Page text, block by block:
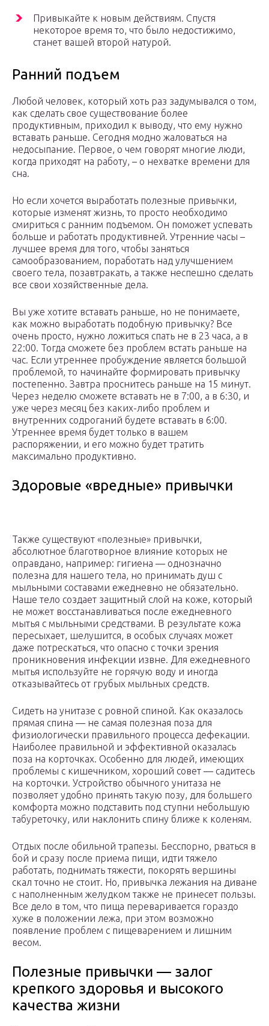
Привыкайте к новым действиям. Спустя
некоторое время то, что было недостижимо,
станет вашей второй натурой.
Ранний подъем
Любой человек, который хоть раз задумывался о том,
как сделать свое существование более
продуктивным, приходил к выводу, что ему нужно
вставать раньше. Сегодня модно жаловаться на
недосыпание. Первое, о чем говорят многие люди,
когда приходят на работу, – о нехватке времени для
сна.
Но если хочется выработать полезные привычки,
которые изменят жизнь, то просто необходимо
смириться с ранним подъемом. Он поможет успевать
больше и работать продуктивней. Утренние часы –
лучшее время для того, чтобы заняться
самообразованием, поработать над улучшением
своего тела, позавтракать, а также неспешно сделать
все свои хозяйственные дела.
Вы уже хотите вставать раньше, но не понимаете,
как можно выработать подобную привычку? Все
очень просто, нужно ложиться спать не в 23 часа, а в
22:00. Тогда сможете без проблем встать раньше на
час. Если утреннее пробуждение является большой
проблемой, то начинайте формировать привычку
постепенно. Завтра проснитесь раньше на 15 минут.
Через неделю сможете вставать не в 7:00, а в 6:30, и
уже через месяц без каких-либо проблем и
внутренних содроганий будете вставать в 6:00.
Утреннее время будет только в вашем
распоряжении, и его можно будет тратить
максимально продуктивно.
Здоровые «вредные» привычки
Также существуют «полезные» привычки,
абсолютное благотворное влияние которых не
оправдано, например: гигиена — однозначно
полезна для нашего тела, но принимать душ с
мыльными составами ежедневно не обязательно.
Наше тело создает защитный слой на коже, который
не может восстанавливаться после ежедневного
мытья с мыльными средствами. В результате кожа
пересыхает, шелушится, в особых случаях может
даже потрескаться, что опасно с точки зрения
проникновения инфекции извне. Для ежедневного
мытья используйте не горячую воду и иногда
отказывайтесь от грубых мыльных средств.
Сидеть на унитазе с ровной спиной. Как оказалось
прямая спина — не самая полезная поза для
физиологически правильного процесса дефекации.
Наиболее правильной и эффективной оказалась
поза на корточках. Особенно для людей, имеющих
проблемы с кишечником, хороший совет — садитесь
на корточки. Устройство обычного унитаза не
позволяет удобно принять такую позу, для большего
комфорта можно подставить под ступни небольшую
табуреточку, или наклонить спину ближе к коленям.
Отдых после обильной трапезы. Бесспорно, рваться в
бой и сразу после приема пищи, идти тяжело
работать, поднимать тяжести, покорять вершины
скал точно не стоит. Но, привычка лежания на диване
с наполненным желудком также не принесет пользы.
Все дело в том, что пища переваривается гораздо
хуже в положении лежа, при этом возможно
появление проблем с пищеварением и лишним
весом.
Полезные привычки — залог
крепкого здоровья и высокого
качества жизни